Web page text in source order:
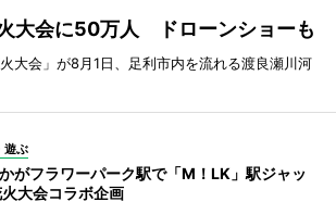
大会に50万人 ドローンショーも
火大会」が8月1日、足利市内を流れる渡良瀬川河
遊ぶ
がフラワーパーク駅で「M！LK」駅ジャッ
火大会コラボ企画